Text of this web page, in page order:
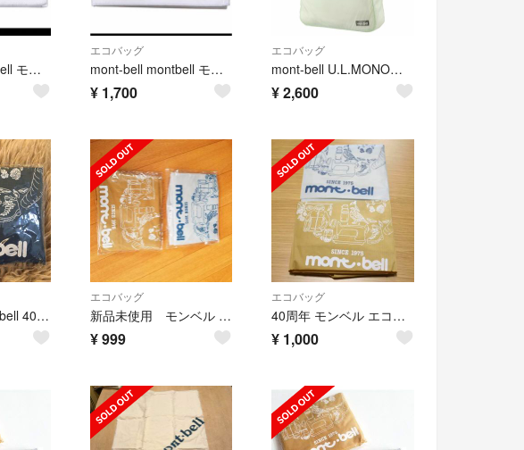
mont-bell montbell モンベル フラットバッグ 8 エコバッグ
エコバッグ
mont-bell montbell モンベル フラットバッグ 16 エコバッグ
¥ 1,700
エコバッグ
mont-bell U.L.MONOバッグLサイズ
¥2,600
モンベル montbell 40th エコバッグ
エコバッグ
新品未使用 モンベル エコバッグ ショッピングバッグ
¥999
エコバッグ
40周年 モンベル エコバッグ montbell エコバッグ
¥ 1,000